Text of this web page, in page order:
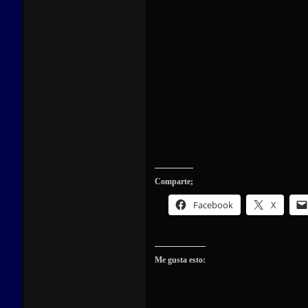
Comparte;
Facebook X
Me gusta esto: